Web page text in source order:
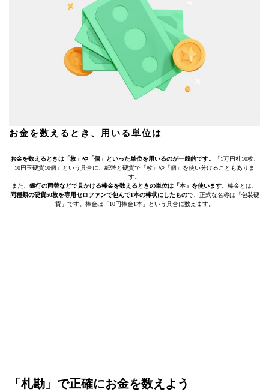
お金を数えるとき、用いる単位は
お金を数えるときは「枚」や「個」といった単位を用いるのが一般的です。
「1万円札10枚、
10円玉硬貨10個」という具合に、紙幣と硬貨で「枚」や「個」を使い分けることもありま
す。
また、 銀行の両替などで見かける棒金を数えるときの単位は「本」を使います 。棒金とは、
同種類の硬貨50枚を専用セロファンで包んで1本の棒状にしたもので、正式な名称は「包装硬
貨」です。棒金は「10円棒金1本」という具合に数えます。
「札勘」で正確にお金を数えよう